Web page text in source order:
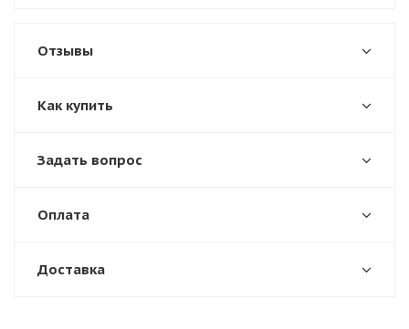
Отзывы
Как купить
Задать вопрос
Оплата
Доставка